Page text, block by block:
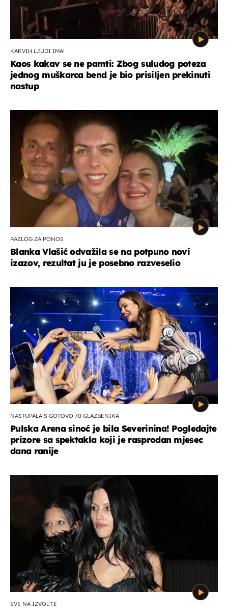
KAKVIH LJUDI IMA!
Kaos kakav se ne pamti: Zbog suludog poteza
jednog muškarca bend je bio prisiljen prekinuti
nastup
RAZLOG ZA PONOS
Blanka Vlašić odvažila se na potpuno novi
izazov, rezultat ju je posebno razveselio
NASTUPALA S GOTOVO 70 GLAZBENIKA
Pulska Arena sinoć je bila Severinina! Pogledajte
prizore sa spektakla koji je rasprodan mjesec
dana ranije
SVE NA IZVOL'TE